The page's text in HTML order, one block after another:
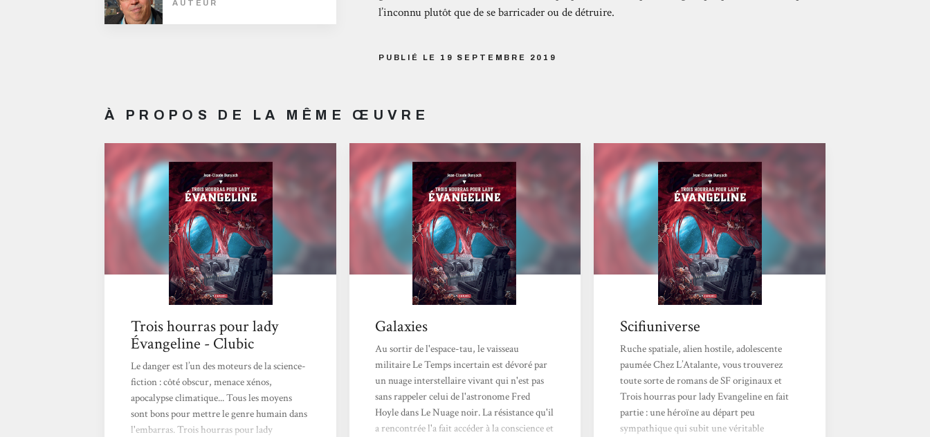
AUTEUR
l’inconnu plutôt que de se barricader ou de détruire.
PUBLIÉ LE 19 SEPTEMBRE 2019
À PROPOS DE LA MÊME ŒUVRE
Trois hourras pour lady
Évangeline - Clubic
Le danger est l’un des moteurs de la science-
fiction : côté obscur, menace xénos,
apocalypse climatique... Tous les moyens
sont bons pour mettre le genre humain dans
l'embarras. Trois hourras pour lady
Galaxies
Au sortir de l'espace-tau, le vaisseau
militaire Le Temps incertain est dévoré par
un nuage interstellaire vivant qui n'est pas
sans rappeler celui de l'astronome Fred
Hoyle dans Le Nuage noir. La résistance qu'il
a rencontrée l'a fait accéder à la conscience et
Scifiuniverse
Ruche spatiale, alien hostile, adolescente
paumée Chez L’Atalante, vous trouverez
toute sorte de romans de SF originaux et
Trois hourras pour lady Evangeline en fait
partie : une héroïne au départ peu
sympathique qui subit une véritable